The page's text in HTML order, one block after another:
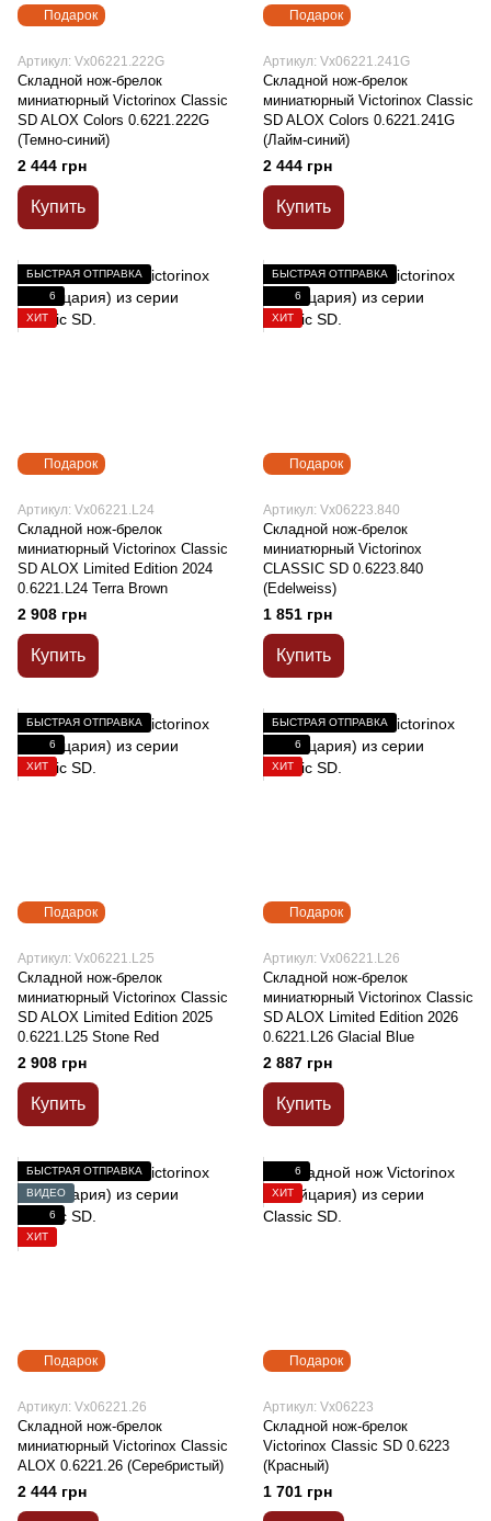
Подарок
Артикул: Vx06221.222G
Складной нож-брелок
миниатюрный Victorinox Classic
SD ALOX Colors 0.6221.222G
(Темно-синий)
2 444 грн
Купить
Подарок
Артикул: Vx06221.241G
Складной нож-брелок
миниатюрный Victorinox Classic
SD ALOX Colors 0.6221.241G
(Лайм-синий)
2 444 грн
Купить
Подарок
БЫСТРАЯ ОТПРАВКА
6
ХИТ
Артикул: Vx06221.L24
Складной нож-брелок
миниатюрный Victorinox Classic
SD ALOX Limited Edition 2024
0.6221.L24 Terra Brown
2 908 грн
Купить
Подарок
БЫСТРАЯ ОТПРАВКА
6
ХИТ
Артикул: Vx06223.840
Складной нож-брелок
миниатюрный Victorinox
CLASSIC SD 0.6223.840
(Edelweiss)
1 851 грн
Купить
Подарок
БЫСТРАЯ ОТПРАВКА
6
ХИТ
Артикул: Vx06221.L25
Складной нож-брелок
миниатюрный Victorinox Classic
SD ALOX Limited Edition 2025
0.6221.L25 Stone Red
2 908 грн
Купить
Подарок
БЫСТРАЯ ОТПРАВКА
6
ХИТ
Артикул: Vx06221.L26
Складной нож-брелок
миниатюрный Victorinox Classic
SD ALOX Limited Edition 2026
0.6221.L26 Glacial Blue
2 887 грн
Купить
Подарок
БЫСТРАЯ ОТПРАВКА
ВИДЕО
6
ХИТ
Артикул: Vx06221.26
Складной нож-брелок
миниатюрный Victorinox Classic
ALOX 0.6221.26 (Серебристый)
2 444 грн
Подарок
6
ХИТ
Артикул: Vx06223
Складной нож-брелок
Victorinox Classic SD 0.6223
(Красный)
1 701 грн